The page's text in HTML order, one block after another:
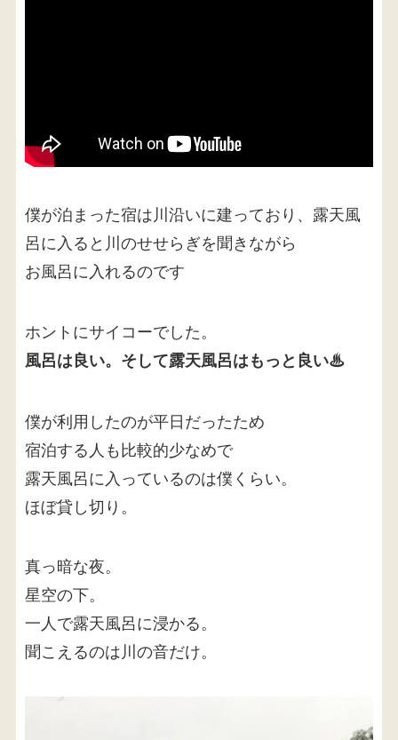
僕が泊まった宿は川沿いに建っており、露天風
呂に入ると川のせせらぎを聞きながら
お風呂に入れるのです
ホントにサイコーでした。
風呂は良い。そして露天風呂はもっと良い♨
僕が利用したのが平日だったため
宿泊する人も比較的少なめで
露天風呂に入っているのは僕くらい。
ほぼ貸し切り。
真っ暗な夜。
星空の下。
一人で露天風呂に浸かる。
聞こえるのは川の音だけ。